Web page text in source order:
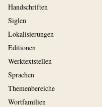
Handschriften
Siglen
Lokalisierungen
Editionen
Werktextstellen
Sprachen
Themenbereiche
Wortfamilien